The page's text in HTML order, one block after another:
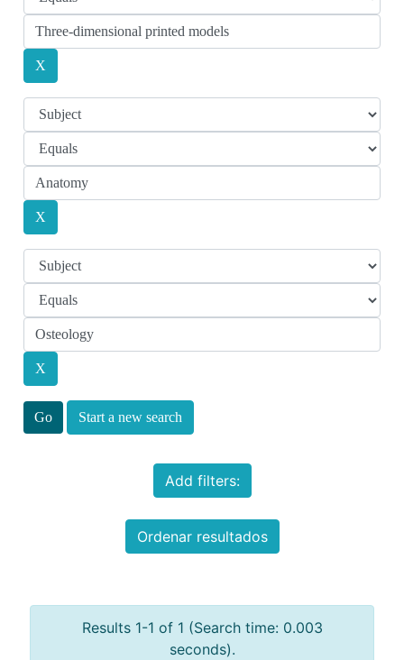
Start a new search
Add filters:
Ordenar resultados
Results 1-1 of 1 (Search time: 0.003
seconds).